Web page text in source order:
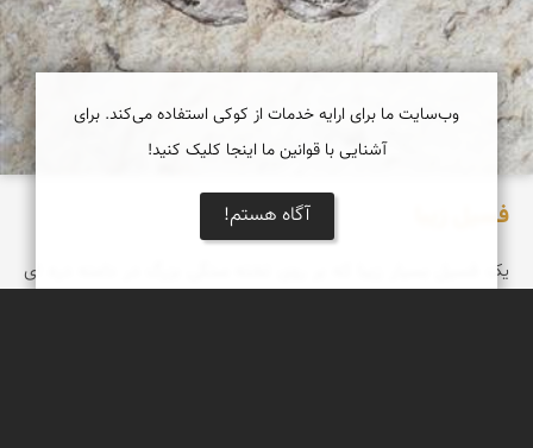
فسیل زیبا
یک فسیل بسیار زیبا که بر روی تخته سنگی بزرگ در دامنه دره ای
وب‌سایت ما برای ارایه خدمات از کوکی استفاده می‌کند. برای
آشنایی با قوانین ما اینجا کلیک کنید!
آگاه هستم!